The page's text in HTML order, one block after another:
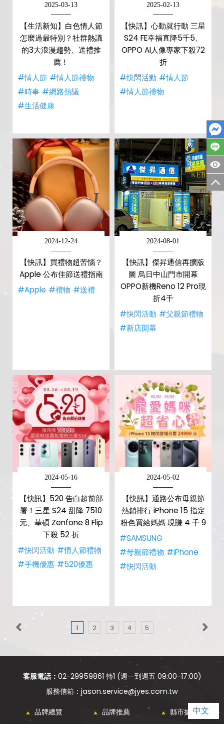
2025-03-13
【生活新知】白色情人節
怎麼過最特別？社群熱議
的3大浪漫趨勢、送禮推
薦！
#情人節 #情人節禮物
#時事 #網路熱議
#生活健康
2025-02-13
【快訊】心動就行動 三星
S24 FE幸福直降5千5、
OPPO AI人像專家下殺72
折
#快閃活動 #情人節
#情人節禮物
2024-12-24
【快訊】買禮物超苦惱？
Apple 公布佳節送禮指南
#Apple #禮物 #送禮
2024-08-01
【快訊】傑昇通信再擴版
圖 烏日中山門市開幕
OPPO新機Reno 12 Pro現
折4千
#快閃活動 #父親節禮物
#新店開幕
2024-05-16
【快訊】520 告白超前部
署！三星 S24 甜降 7510
元、華碩 Zenfone 8 Flip
下殺 52 折
#快閃活動 #情人節禮物
#手機優惠 #520優惠
2024-05-02
【快訊】通路公布母親節
熱銷排行 iPhone 15 指定
粉色買給媽媽 現賺 4 千 9
#SAMSUNG
#母親節禮物 #iPhone
#快閃活動
1 2 3 4 5
客服電話： 02-29959861 轉1 (週一到週五 09:00-17:00)
jason.service@jyes.com.tw
品牌總覽 品牌推薦
縣市據點中文